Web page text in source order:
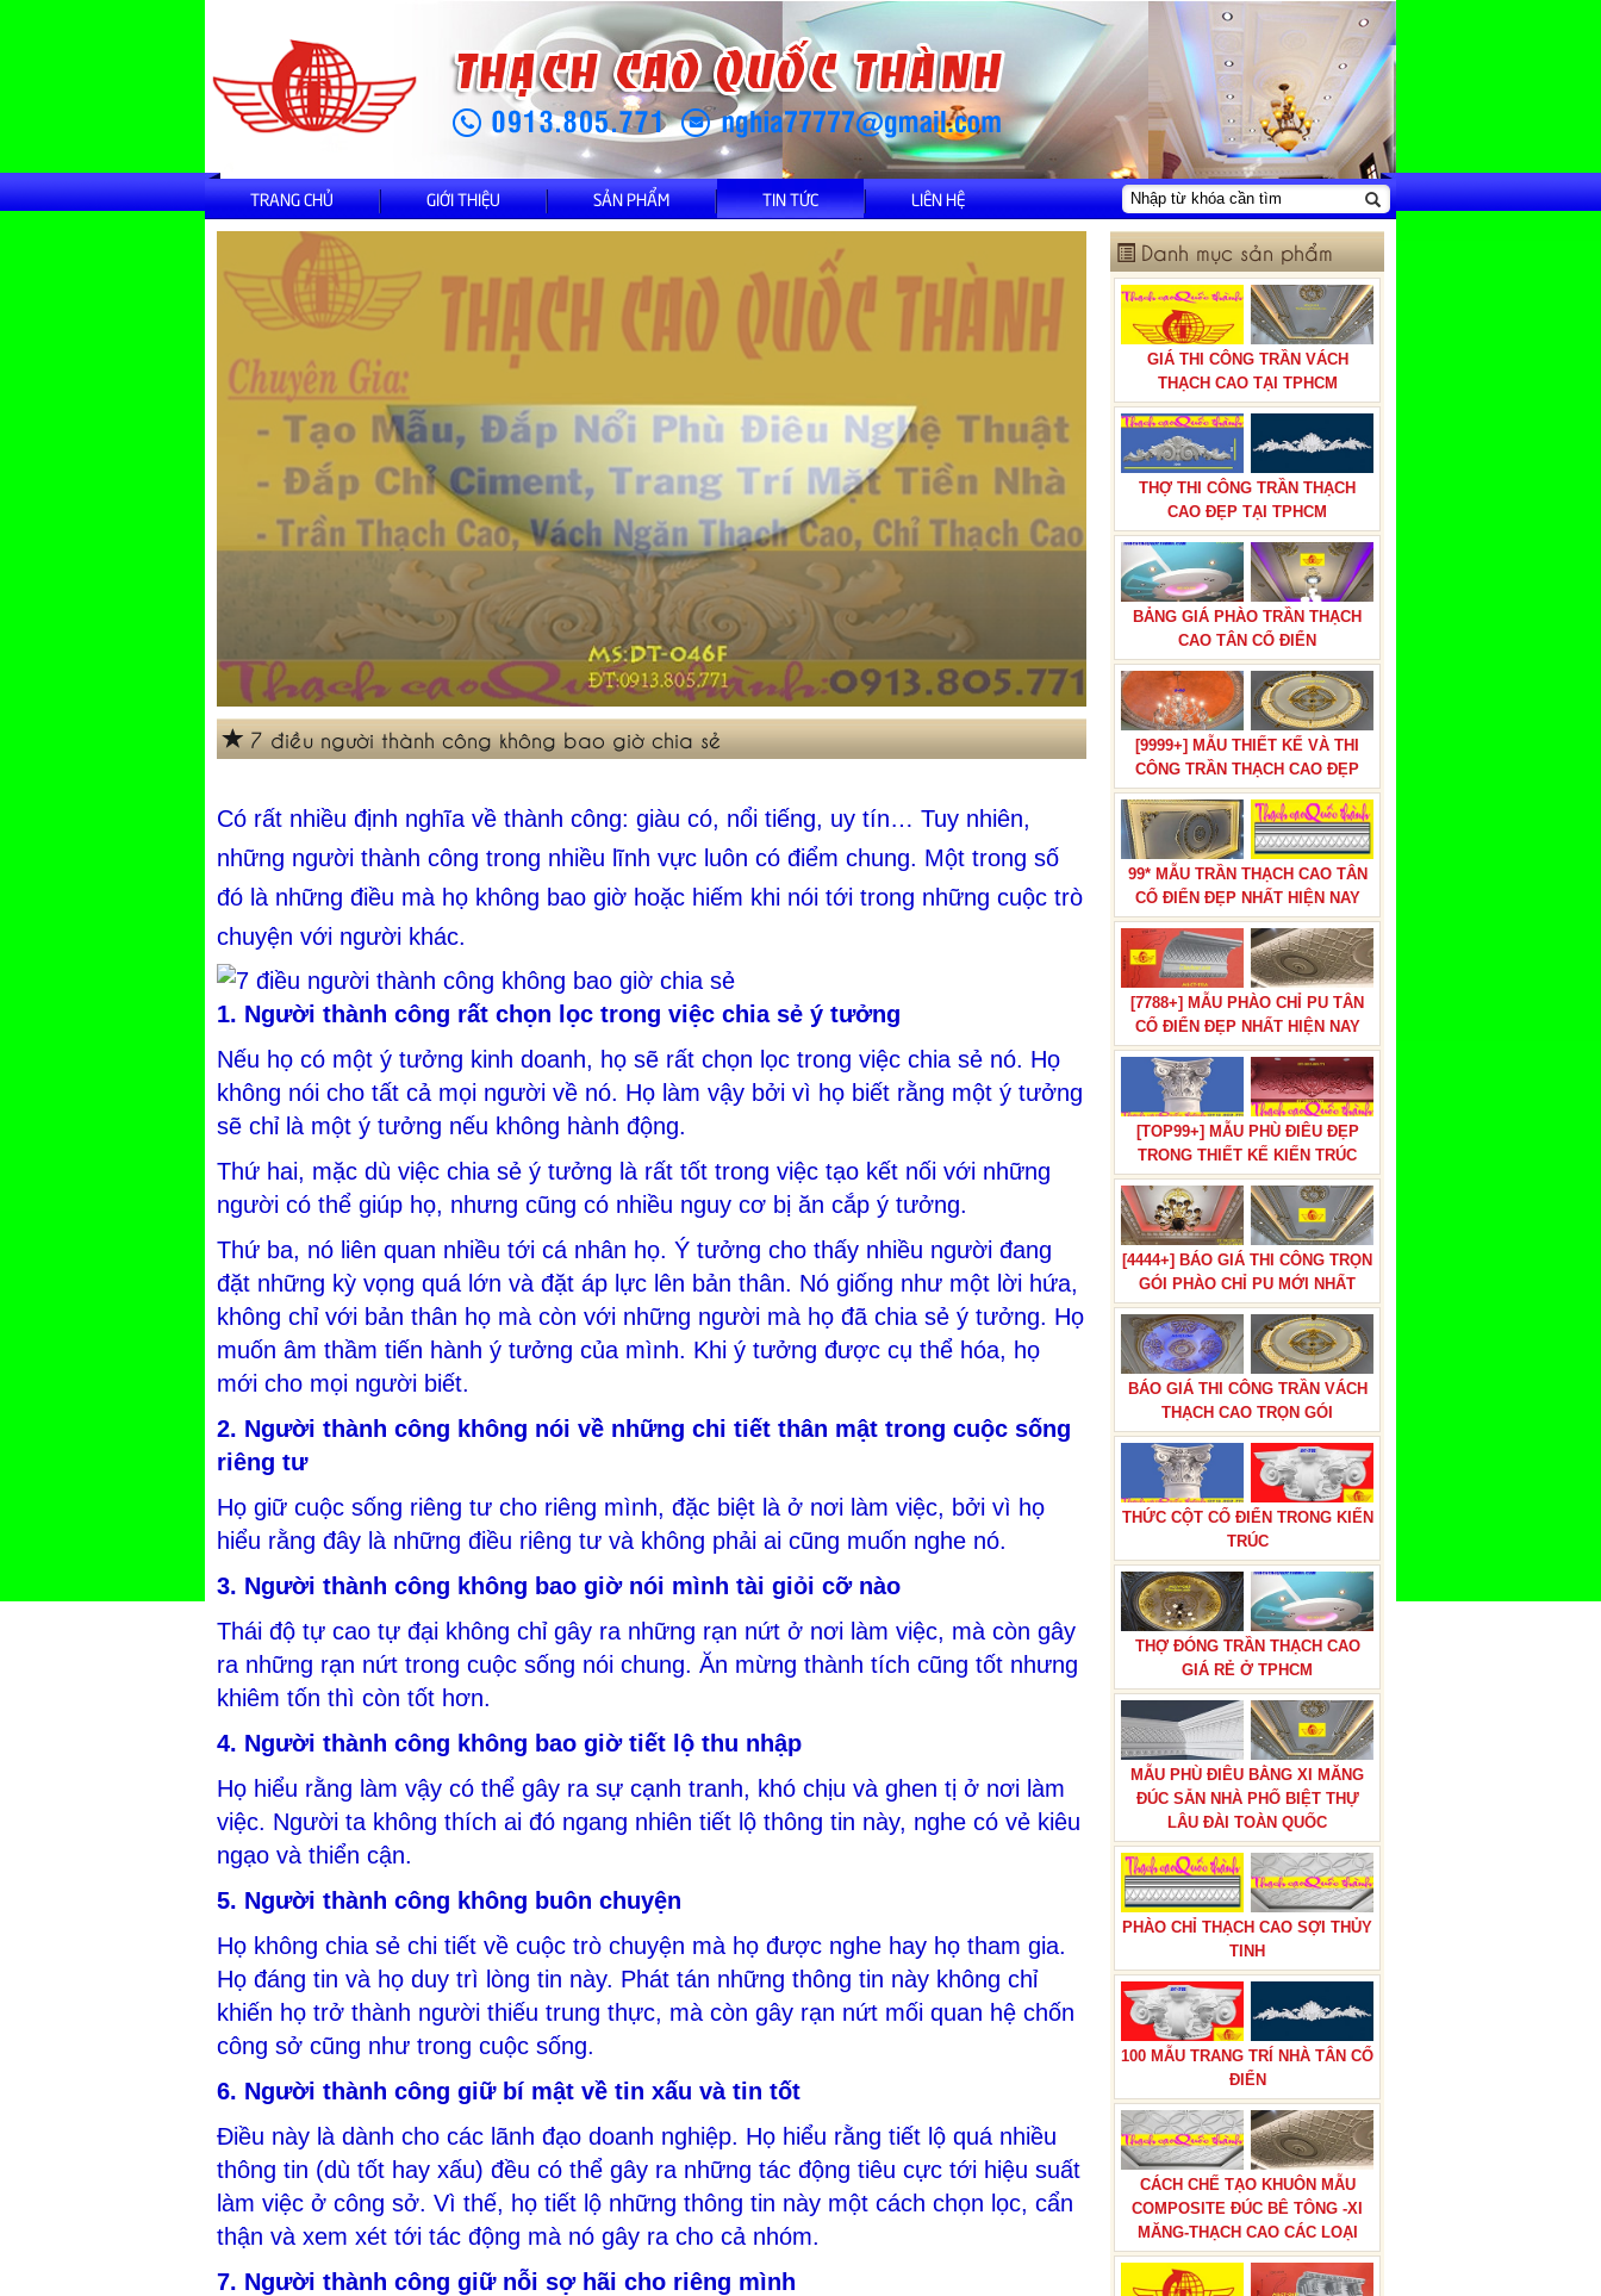
TRANG CHỦ GIỚI THIỆU SẢN PHẨM TIN TỨC LIÊN HỆ
7 điều người thành công không bao giờ chia sẻ
Có rất nhiều định nghĩa về thành công: giàu có, nổi tiếng, uy tín… Tuy nhiên,
những người thành công trong nhiều lĩnh vực luôn có điểm chung. Một trong số
đó là những điều mà họ không bao giờ hoặc hiếm khi nói tới trong những cuộc trò
chuyện với người khác.
1. Người thành công rất chọn lọc trong việc chia sẻ ý tưởng
Nếu họ có một ý tưởng kinh doanh, họ sẽ rất chọn lọc trong việc chia sẻ nó. Họ
không nói cho tất cả mọi người về nó. Họ làm vậy bởi vì họ biết rằng một ý tưởng
sẽ chỉ là một ý tưởng nếu không hành động.
Thứ hai, mặc dù việc chia sẻ ý tưởng là rất tốt trong việc tạo kết nối với những
người có thể giúp họ, nhưng cũng có nhiều nguy cơ bị ăn cắp ý tưởng.
Thứ ba, nó liên quan nhiều tới cá nhân họ. Ý tưởng cho thấy nhiều người đang
đặt những kỳ vọng quá lớn và đặt áp lực lên bản thân. Nó giống như một lời hứa,
không chỉ với bản thân họ mà còn với những người mà họ đã chia sẻ ý tưởng. Họ
muốn âm thầm tiến hành ý tưởng của mình. Khi ý tưởng được cụ thể hóa, họ
mới cho mọi người biết.
2. Người thành công không nói về những chi tiết thân mật trong cuộc sống
riêng tư
Họ giữ cuộc sống riêng tư cho riêng mình, đặc biệt là ở nơi làm việc, bởi vì họ
hiểu rằng đây là những điều riêng tư và không phải ai cũng muốn nghe nó.
3. Người thành công không bao giờ nói mình tài giỏi cỡ nào
Thái độ tự cao tự đại không chỉ gây ra những rạn nứt ở nơi làm việc, mà còn gây
ra những rạn nứt trong cuộc sống nói chung. Ăn mừng thành tích cũng tốt nhưng
khiêm tốn thì còn tốt hơn.
4. Người thành công không bao giờ tiết lộ thu nhập
Họ hiểu rằng làm vậy có thể gây ra sự cạnh tranh, khó chịu và ghen tị ở nơi làm
việc. Người ta không thích ai đó ngang nhiên tiết lộ thông tin này, nghe có vẻ kiêu
ngạo và thiển cận.
5. Người thành công không buôn chuyện
Họ không chia sẻ chi tiết về cuộc trò chuyện mà họ được nghe hay họ tham gia.
Họ đáng tin và họ duy trì lòng tin này. Phát tán những thông tin này không chỉ
khiến họ trở thành người thiếu trung thực, mà còn gây rạn nứt mối quan hệ chốn
công sở cũng như trong cuộc sống.
6. Người thành công giữ bí mật về tin xấu và tin tốt
Điều này là dành cho các lãnh đạo doanh nghiệp. Họ hiểu rằng tiết lộ quá nhiều
thông tin (dù tốt hay xấu) đều có thể gây ra những tác động tiêu cực tới hiệu suất
làm việc ở công sở. Vì thế, họ tiết lộ những thông tin này một cách chọn lọc, cẩn
thận và xem xét tới tác động mà nó gây ra cho cả nhóm.
7. Người thành công giữ nỗi sợ hãi cho riêng mình
Danh mục sản phẩm
GIÁ THI CÔNG TRẦN VÁCH
THẠCH CAO TẠI TPHCM
THỢ THI CÔNG TRẦN THẠCH
CAO ĐẸP TẠI TPHCM
BẢNG GIÁ PHÀO TRẦN THẠCH
CAO TÂN CỔ ĐIỂN
[9999+] MẪU THIẾT KẾ VÀ THI
CÔNG TRẦN THẠCH CAO ĐẸP
99* MẪU TRẦN THẠCH CAO TÂN
CỔ ĐIỂN ĐẸP NHẤT HIỆN NAY
[7788+] MẪU PHÀO CHỈ PU TÂN
CỔ ĐIỂN ĐẸP NHẤT HIỆN NAY
[TOP99+] MẪU PHÙ ĐIÊU ĐẸP
TRONG THIẾT KẾ KIẾN TRÚC
[4444+] BÁO GIÁ THI CÔNG TRỌN
GÓI PHÀO CHỈ PU MỚI NHẤT
BÁO GIÁ THI CÔNG TRẦN VÁCH
THẠCH CAO TRỌN GÓI
THỨC CỘT CỔ ĐIỂN TRONG KIẾN
TRÚC
THỢ ĐÓNG TRẦN THẠCH CAO
GIÁ RẺ Ở TPHCM
MẪU PHÙ ĐIÊU BẰNG XI MĂNG
ĐÚC SẴN NHÀ PHỐ BIỆT THỰ
LÂU ĐÀI TOÀN QUỐC
PHÀO CHỈ THẠCH CAO SỢI THỦY
TINH
100 MẪU TRANG TRÍ NHÀ TÂN CỔ
ĐIỂN
CÁCH CHẾ TẠO KHUÔN MẪU
COMPOSITE ĐÚC BÊ TÔNG -XI
MĂNG-THẠCH CAO CÁC LOẠI